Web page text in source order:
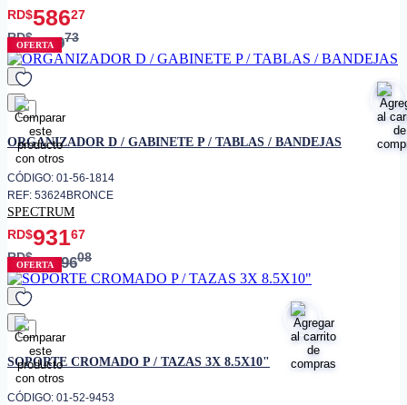
RD$58627
RD$68973
OFERTA
favorito
ORGANIZADOR D / GABINETE P / TABLAS / BANDEJAS
CÓDIGO: 01-56-1814
REF: 53624BRONCE
SPECTRUM
RD$93167
RD$1,09608
OFERTA
favorito
SOPORTE CROMADO P / TAZAS 3X 8.5X10"
CÓDIGO: 01-52-9453